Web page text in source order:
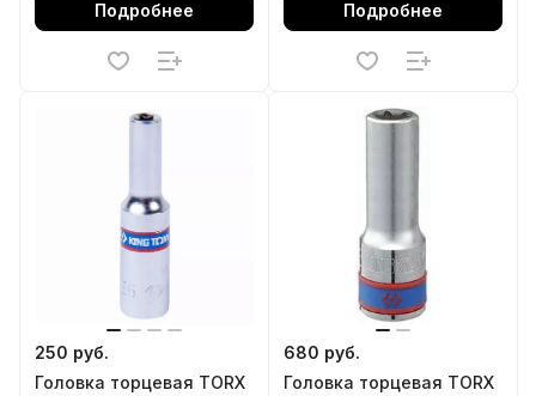
Подробнее Подробнее
250 руб.
Головка торцевая TORX
680 руб.
Головка торцевая TORX